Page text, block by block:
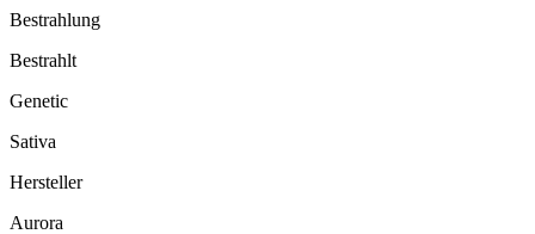
Bestrahlung
Bestrahlt
Genetic
Sativa
Hersteller
Aurora